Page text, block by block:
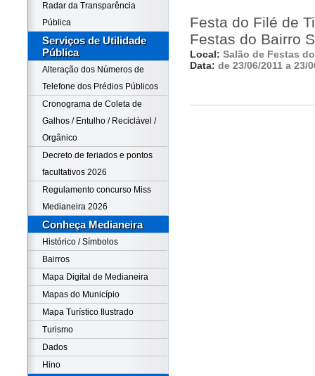
Radar da Transparência
Pública
Serviços de Utilidade
Pública
Alteração dos Números de
Telefone dos Prédios Públicos
Cronograma de Coleta de
Galhos / Entulho / Reciclável /
Orgânico
Decreto de feriados e pontos
facultativos 2026
Regulamento concurso Miss
Medianeira 2026
Conheça Medianeira
Histórico / Símbolos
Bairros
Mapa Digital de Medianeira
Mapas do Município
Mapa Turístico Ilustrado
Turismo
Dados
Hino
Festa do Filé de
Festas do Bairro
Local: Salão de Festas
Data: de 23/06/2011 a 23/